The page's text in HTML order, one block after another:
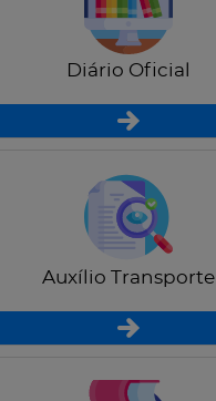
Diário Oficial
Auxílio Transporte